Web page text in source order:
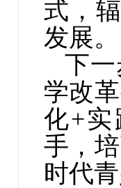
式，
发展。
下
学改
化+实
手，
时代